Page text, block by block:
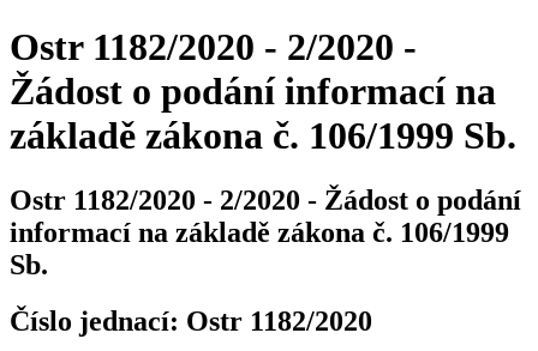
Ostr 1182/2020 - 2/2020 -
Žádost o podání informací na
základě zákona č. 106/1999 Sb.
Ostr 1182/2020 - 2/2020 - Žádost o podání
informací na základě zákona č. 106/1999
Sb.
Číslo jednací: Ostr 1182/2020